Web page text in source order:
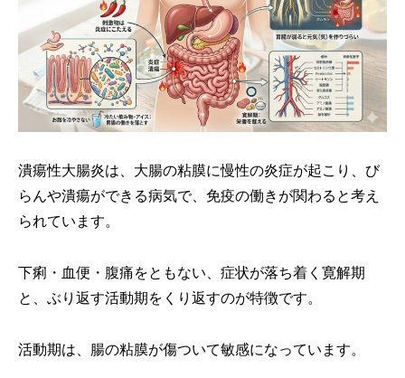
潰瘍性大腸炎は、大腸の粘膜に慢性の炎症が起こり、び
らんや潰瘍ができる病気で、免疫の働きが関わると考え
られています。
下痢・血便・腹痛をともない、症状が落ち着く寛解期
と、ぶり返す活動期をくり返すのが特徴です。
活動期は、腸の粘膜が傷ついて敏感になっています。